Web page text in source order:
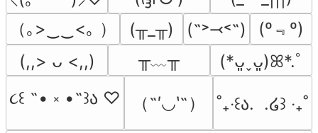
（｡>‿‿<｡ ）
(╥_╥) (˶˃⤙˂˶)
(º﹃º)
(,,> ᴗ <,,)
╥﹏╥
(*ᴗ͈ˬᴗ͈)ꕤ*.ﾟ
૮꒰ ˶• ༝ •˶꒱ა ♡
（˶′◡‵˶） ˚₊‧꒰ა.  .໒꒱ ‧₊˚